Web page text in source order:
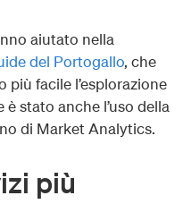
aiutato nella
del Portogallo, che
più facile l’esplorazione
stato anche l’uso della
di Market Analytics.
più